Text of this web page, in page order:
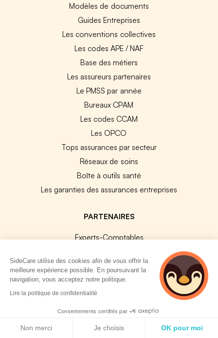
Modèles de documents
Guides Entreprises
Les conventions collectives
Les codes APE / NAF
Base des métiers
Les assureurs partenaires
Le PMSS par année
Bureaux CPAM
Les codes CCAM
Les OPCO
Tops assurances par secteur
Réseaux de soins
Boîte à outils santé
Les garanties des assurances entreprises
PARTENAIRES
Experts-Comptables
Payfit & SideCare
Lucca & SideCare
Nibelis & SideCare
Livi & SideCare
SideCare utilise des cookies afin de vous offrir la
meilleure expérience possible. En poursuivant la
navigation, vous acceptez notre politique.
Lire la politique de confidentialité
Consentements certifiés par
Non merci Je choisis OK pour moi
2 personnes
consultent
actuellement cette